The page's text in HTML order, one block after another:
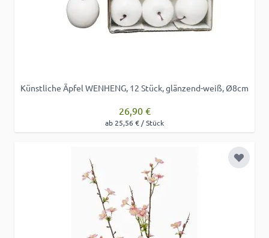
Künstliche Äpfel WENHENG, 12 Stück, glänzend-weiß, Ø8cm
26,90 €
ab 25,56 € / Stück
Zur